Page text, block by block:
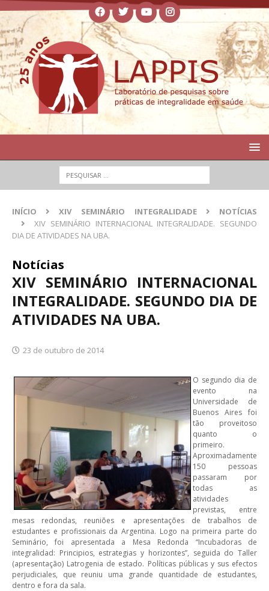
INÍCIO XIV SEMINÁRIO INTEGRALIDADE
NOTÍCIAS
XIV SEMINÁRIO INTERNACIONAL INTEGRALIDADE. SEGUNDO
DIA DE ATIVIDADES NA UBA.
Notícias
XIV SEMINÁRIO INTERNACIONAL
INTEGRALIDADE. SEGUNDO DIA DE
ATIVIDADES NA UBA.
23 de outubro de 2014
O segundo dia de
evento na
Universidade de
Buenos Aires foi
tão proveitoso
quanto o
primeiro.
Aproximadamente
150 pessoas
passaram por
todas as
atividades
previstas, entre
mesas redondas, reuniões e apresentações de trabalhos de
estudantes e profissionais da Argentina. Logo na primeira parte do
Seminário, foi apresentada a Mesa Redonda “Incubadoras de
integralidad: Principios, estrategias y horizontes”, seguida do Taller
(apresentação) Latrogenia de estado. Políticas públicas y sus efectos
perjudiciales, que reuniu uma grande quantidade de estudantes,
dentro e fora da sala.